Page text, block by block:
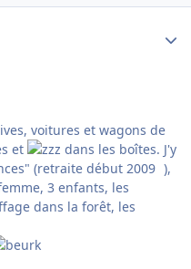
voitures et wagons de
et
dans les boîtes. J'y
(retraite début 2009 ),
3 enfants, les
dans la forêt, les